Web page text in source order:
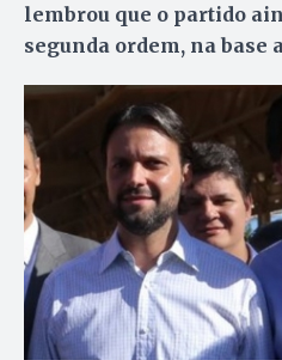
lembrou que o partido
segunda ordem, na base